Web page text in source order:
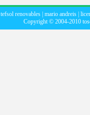
tefsol renovables| mario andreis|
Copyright © 2004-2010